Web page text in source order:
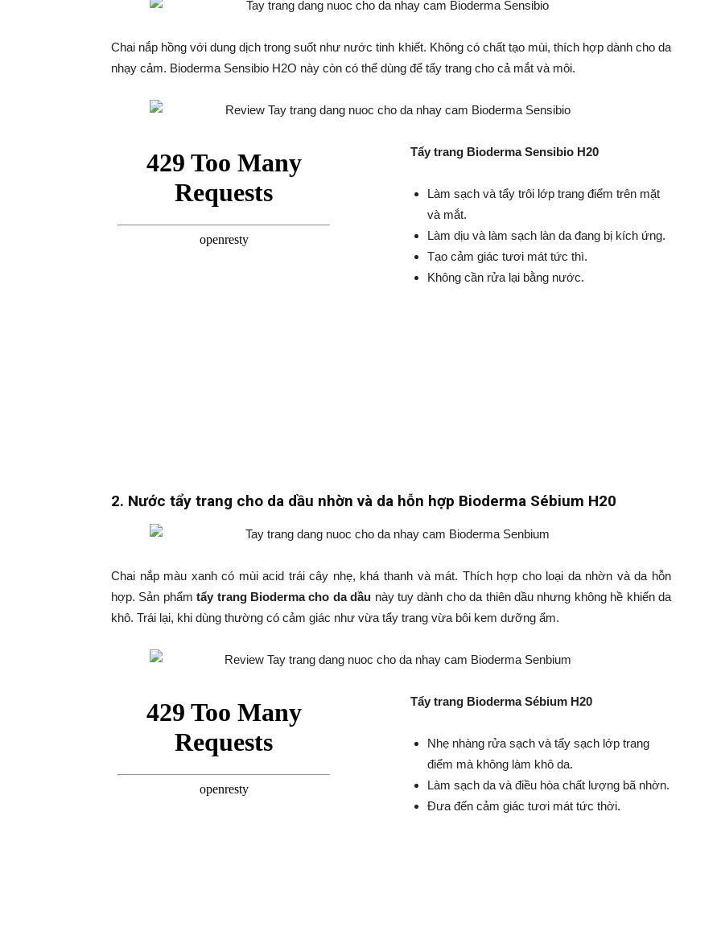
Chai nắp hồng với dung dịch trong suốt như nước tinh khiết. Không có chất tạo mùi, thích hợp dành cho da
nhạy cảm. Bioderma Sensibio H2O này còn có thể dùng để tẩy trang cho cả mắt và môi.
Tẩy trang Bioderma Sensibio H20
Làm sạch và tẩy trôi lớp trang điểm trên mặt
và mắt.
Làm dịu và làm sạch làn da đang bị kích ứng.
Tạo cảm giác tươi mát tức thì.
Không cần rửa lại bằng nước.
2. Nước tẩy trang cho da dầu nhờn và da hỗn hợp Bioderma Sébium H20
Chai nắp màu xanh có mùi acid trái cây nhẹ, khá thanh và mát. Thích hợp cho loại da nhờn và da hỗn
hợp. Sản phẩmtẩy trang Bioderma cho da dầu này tuy dành cho da thiên dầu nhưng không hề khiến da
khô. Trái lại, khi dùng thường có cảm giác như vừa tẩy trang vừa bôi kem dưỡng ẩm.
Tẩy trang Bioderma Sébium H20
Nhẹ nhàng rửa sạch và tẩy sạch lớp trang
điểm mà không làm khô da.
Làm sạch da và điều hòa chất lượng bã nhờn.
Đưa đến cảm giác tươi mát tức thời.